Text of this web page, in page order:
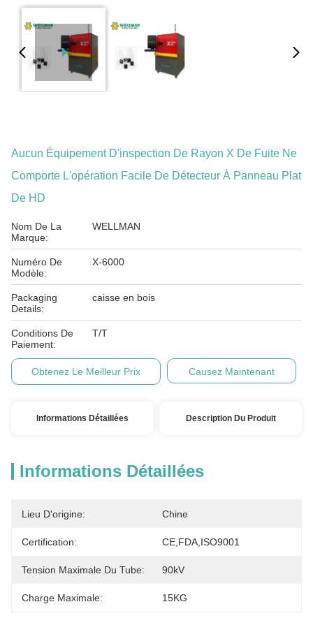
Aucun Équipement D'inspection De Rayon X De Fuite Ne
Comporte L'opération Facile De Détecteur À Panneau Plat
De HD
Nom De La
Marque:
WELLMAN
Numéro De
Modèle:
X-6000
Packaging
Details:
caisse en bois
Conditions De
Paiement:
T/T
Obtenez Le Meilleur Prix Causez Maintenant
Informations Détaillées Description Du Produit
Informations Détaillées
Lieu D'origine: Chine
Certification: CE,FDA,ISO9001
Tension Maximale Du Tube: 90kV
Charge Maximale: 15KG